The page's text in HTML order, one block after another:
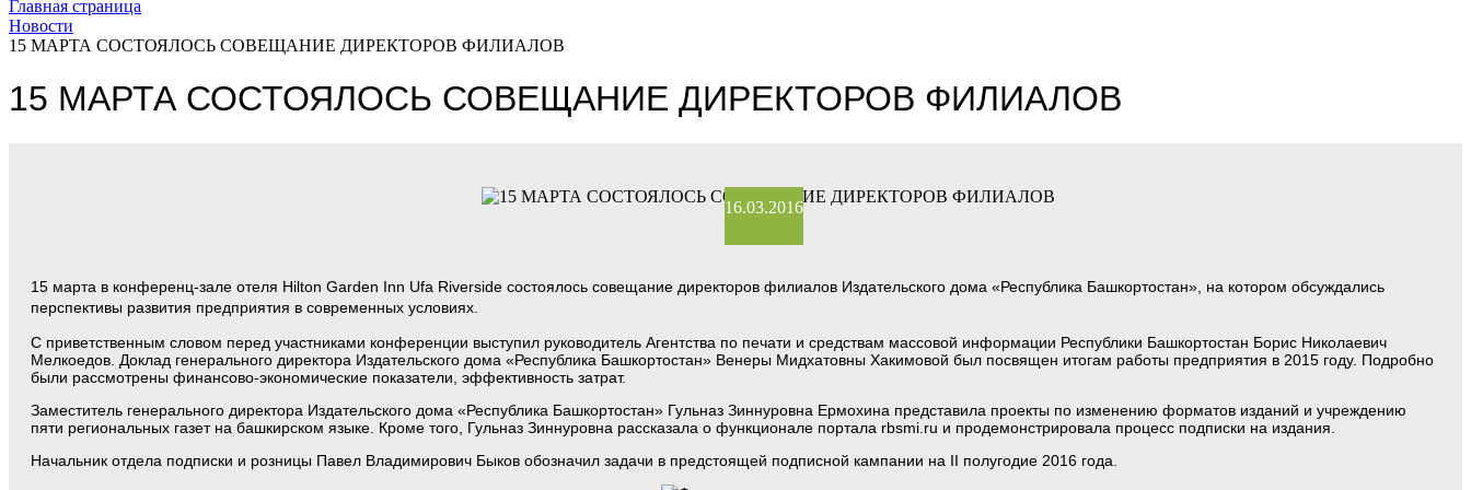
Главная страница
Новости
15 МАРТА СОСТОЯЛОСЬ СОВЕЩАНИЕ ДИРЕКТОРОВ ФИЛИАЛОВ
15 МАРТА СОСТОЯЛОСЬ СОВЕЩАНИЕ ДИРЕКТОРОВ ФИЛИАЛОВ
16.03.2016
15 марта в конференц-зале отеля Hilton Garden Inn Ufa Riverside состоялось совещание директоров филиалов Издательского дома «Республика Башкортостан», на котором обсуждались
перспективы развития предприятия в современных условиях.
С приветственным словом перед участниками конференции выступил руководитель Агентства по печати и средствам массовой информации Республики Башкортостан Борис Николаевич
Мелкоедов. Доклад генерального директора Издательского дома «Республика Башкортостан» Венеры Мидхатовны Хакимовой был посвящен итогам работы предприятия в 2015 году. Подробно
были рассмотрены финансово-экономические показатели, эффективность затрат.
Заместитель генерального директора Издательского дома «Республика Башкортостан» Гульназ Зиннуровна Ермохина представила проекты по изменению форматов изданий и учреждению
пяти региональных газет на башкирском языке. Кроме того, Гульназ Зиннуровна рассказала о функционале портала rbsmi.ru и продемонстрировала процесс подписки на издания.
Начальник отдела подписки и розницы Павел Владимирович Быков обозначил задачи в предстоящей подписной кампании на II полугодие 2016 года.